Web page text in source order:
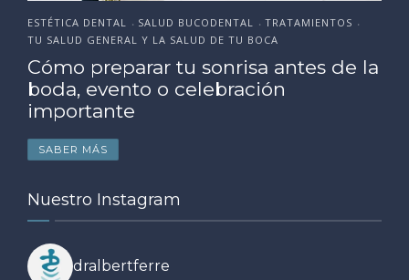
ESTÉTICA DENTAL • SALUD BUCODENTAL • TRATAMIENTOS •
TU SALUD GENERAL Y LA SALUD DE TU BOCA
Cómo preparar tu sonrisa antes de la
boda, evento o celebración
importante
SABER MÁS
Nuestro Instagram
dralbertferre